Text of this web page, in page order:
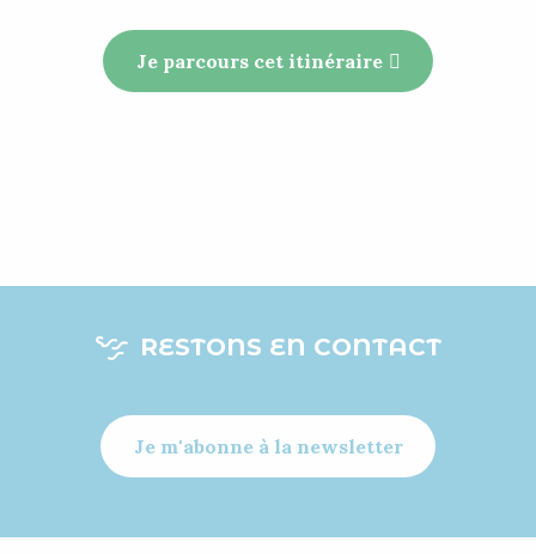
Je parcours cet itinéraire
RESTONS EN CONTACT
Je m'abonne à la newsletter